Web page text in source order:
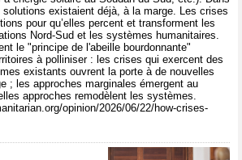
existaient déjà, à la marge. Les crises
pour qu’elles percent et transforment les
Nord-Sud et les systèmes humanitaires.
le "principe de l'abeille bourdonnante"
à polliniser : les crises qui exercent des
existants ouvrent la porte à de nouvelles
; les approches marginales émergent au
approches remodèlent les systèmes.
opinion/2026/06/22/how-crises-